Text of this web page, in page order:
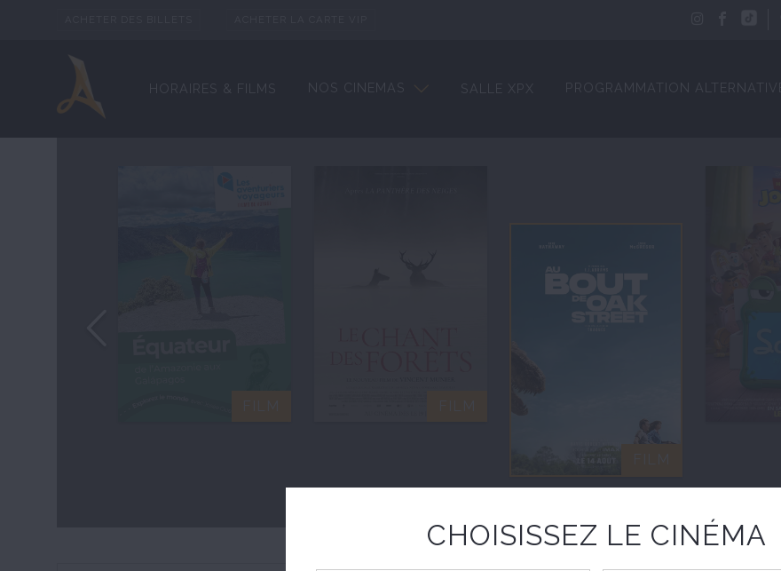
HORAIRES & FILMS NOS CINEMAS SALLE XPX PROGRAMMATION ALTERNATIVE
CHOISISSEZ LE CINÉMA